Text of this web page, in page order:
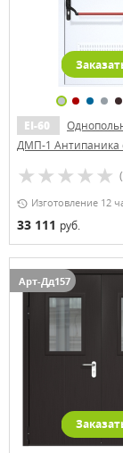
EI-60
ДМП-1 Антипаника
вентиляционной
Изготовление 12
33 111 руб.
Арт-Дд157